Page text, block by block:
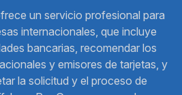
un servicio profesional para
internacionales, que incluye
bancarias, recomendar los
y emisores de tarjetas, y
la solicitud y el proceso de